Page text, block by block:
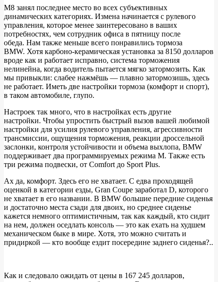
М8 занял последнее место во всех субъективных
динамических категориях. Измена начинается с рулевого
управления, которое менее заинтересовано в ваших
потребностях, чем сотрудник офиса в пятницу после
обеда. Нам также меньше всего понравились тормоза
BMW. Хотя карбоно-керамическая установка за 8150 долларов
вроде как и работает исправно, система торможения
нелинейна, когда водитель пытается мягко затормозить. Как
мы привыкли: слабее нажмёшь — плавно затормозишь, здесь
не работает. Иметь две настройки тормоза (комфорт и спорт),
в таком автомобиле, глупо.
Настроек так много, что в настройках есть другие
настройки. Чтобы упростить быстрый вызов вашей любимой
настройки для усилия рулевого управления, агрессивности
трансмиссии, ощущения торможения, реакции дроссельной
заслонки, контроля устойчивости и объема выхлопа, BMW
поддерживает два программируемых режима M. Также есть
три режима подвески, от Comfort до Sport Plus.
Ах да, комфорт. Здесь его не хватает. С едва проходящей
оценкой в ​​категории езды, Gran Coupe заработал D, которого
не хватает в его названии. В BMW большие передние сиденья
и достаточно места сзади для двоих, но среднее сиденье
кажется немного оптимистичным, так как каждый, кто сидит
на нем, должен оседлать консоль — это как ехать на худшем
механическом быке в мире. Хотя, это можно считать и
придиркой — кто вообще ездит посередине заднего сиденья?..
Как и следовало ожидать от цены в 167 245 долларов,